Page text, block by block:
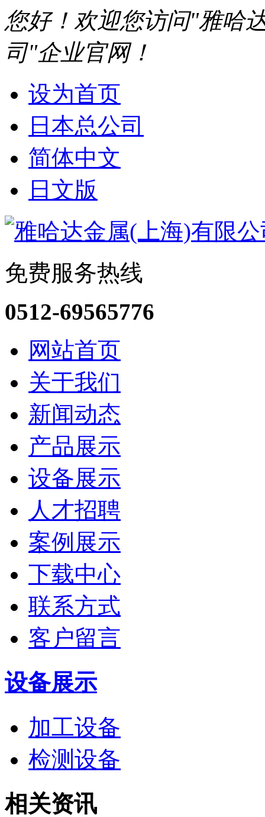
您好！欢迎您访问"雅哈
司"企业官网！
设为首页
日本总公司
简体中文
日文版
免费服务热线
0512-69565776
网站首页
关于我们
新闻动态
产品展示
设备展示
人才招聘
案例展示
下载中心
联系方式
客户留言
设备展示
加工设备
检测设备
相关资讯